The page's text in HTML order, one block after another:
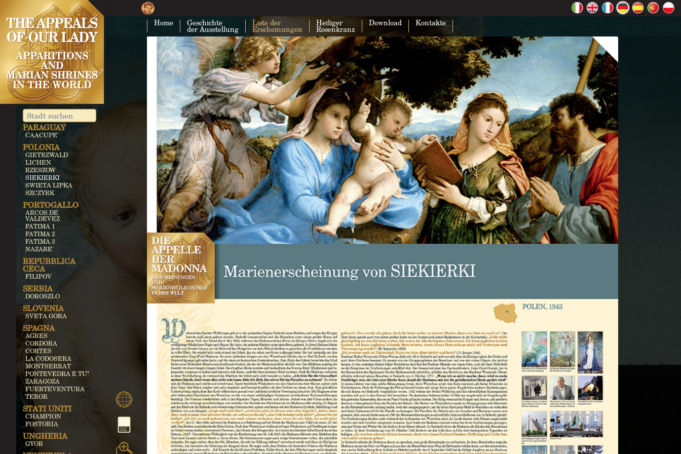
Home Geschichte
der Ausstellung
Liste der
Erscheinungen
Heiliger
Rosenkranz
Download Kontakte
Google Maps kann auf dieser Seite nicht richtig
geladen werden.
Bist du Inhaber dieser Website? Ok
KNOCK
MALTA
GOZO
LIBANO
BECHWAT
LITUANIA
SILUVA
MESSICO
GUADALUPE
OCOTLAN
NICARAGUA
CUAPA
PARAGUAY
CAACUPE'
POLONIA
GIETRZWALD
LICHEN
RZESZOW
SIEKIERKI
SWIETA LIPKA
SZCZYRK
PORTOGALLO
ARCOS DE
VALDEVEZ
FATIMA 1
FATIMA 2
FATIMA 3
NAZARE'
REPUBBLICA
CECA
FILIPOV
SERBIA
DOROSZLO
SLOVENIA
SVETA GORA
SPAGNA
AGRES
CORDOBA
CORTES
LA CODOSERA
MONTSERRAT
PONTEVEDRA E TUY
ZARAGOZA
FUERTEVENTURA
TEROR
STATI UNITI
CHAMPION
FOSTORIA
UNGHERIA
GYOR